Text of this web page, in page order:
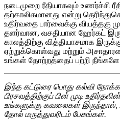
நடைமுறை ரீதியாகவும் உணர்ச்சி
தற்காலிகமானது என்று
உதிர்வதை பார்வைக்கு வியத்தகு
தளர்வான, வசதியான ஹேர்கட்
காலத்திற்கு வித்தியாசமாக
ஏற்றுக்கொள்வது மற்றும்
உங்கள் தோற்றத்தைப் பற்றி
இந்த கட்டுரை பொது கல்வி
பிரசவத்திற்குப் பின் முடி
உங்களுக்கு கவலைகள் இருந்தால்,
தோல் மருத்துவரிடம் பேசுங்கள்.